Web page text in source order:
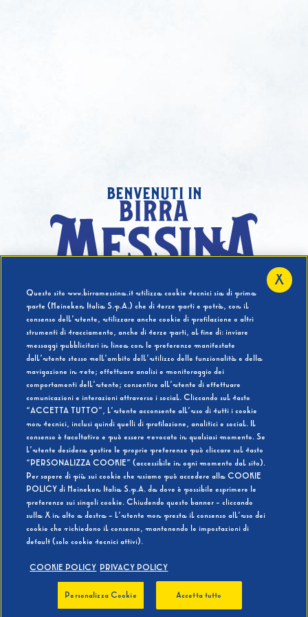
benvenuti in
Hai compiuto 18 Anni?
SI NO
BEVI RESPONSABILMENTE
Questo sito www.birramessina.it utilizza cookie tecnici sia di prima
parte (Heineken Italia S.p.A.) che di terze parti e potrà, con il
consenso dell’utente, utilizzare anche cookie di profilazione o altri
strumenti di tracciamento, anche di terze parti, al fine di: inviare
messaggi pubblicitari in linea con le preferenze manifestate
dall’utente stesso nell’ambito dell’utilizzo delle funzionalità e della
navigazione in rete; effettuare analisi e monitoraggio dei
comportamenti dell’utente; consentire all’utente di effettuare
comunicazioni e interazioni attraverso i social. Cliccando sul tasto
“ACCETTA TUTTO”, l’utente acconsente all’uso di tutti i cookie
non tecnici, inclusi quindi quelli di profilazione, analitici e social. Il
consenso è facoltativo e può essere revocato in qualsiasi momento. Se
l’utente desidera gestire le proprie preferenze può cliccare sul tasto
“PERSONALIZZA COOKIE” (accessibile in ogni momento dal sito).
Per sapere di più sui cookie che usiamo può accedere alla COOKIE
POLICY di Heineken Italia S.p.A. da dove è possibile esprimere le
preferenze sui singoli cookie. Chiudendo questo banner - cliccando
sulla X in alto a destra - l’utente non presta il consenso all’uso dei
cookie che richiedono il consenso, mantenendo le impostazioni di
default (solo cookie tecnici attivi).
COOKIE POLICY PRIVACY POLICY
Personalizza Cookie Accetta tutto
X